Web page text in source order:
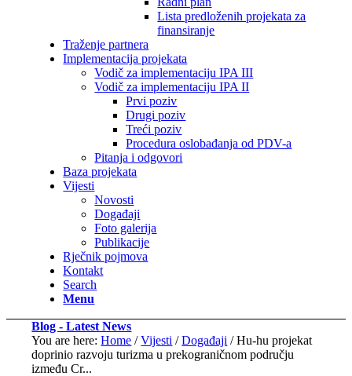
Lista predloženih projekata za
finansiranje
Traženje partnera
Implementacija projekata
Vodič za implementaciju IPA III
Vodič za implementaciju IPA II
Prvi poziv
Drugi poziv
Treći poziv
Procedura oslobađanja od PDV-a
Pitanja i odgovori
Baza projekata
Vijesti
Novosti
Događaji
Foto galerija
Publikacije
Rječnik pojmova
Kontakt
Search
Menu
Blog - Latest News
You are here: Home / Vijesti / Događaji / Hu-hu projekat
doprinio razvoju turizma u prekograničnom području
između Cr...